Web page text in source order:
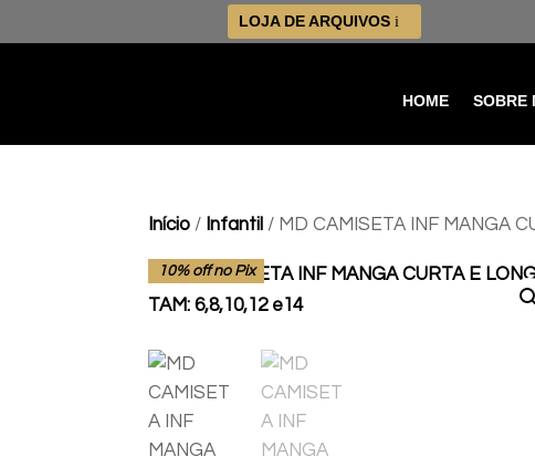
LOJA DE ARQUIVOS
HOME SOBRE
Início / Infantil / MD CAMISETA INF MANGA
10% off no Pix